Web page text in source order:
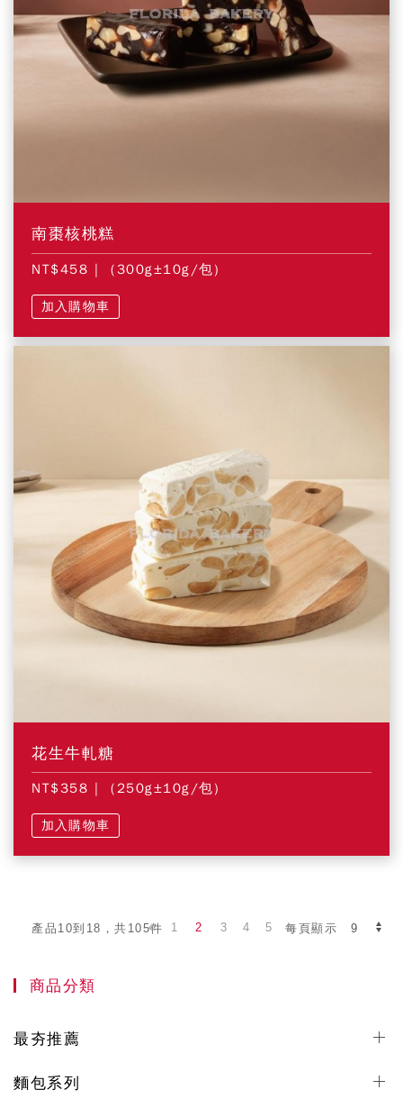
南棗核桃糕
NT$458 | (300g±10g/包)
加入購物車
花生牛軋糖
NT$358 | (250g±10g/包)
加入購物車
產品10到18，共105件 每頁顯示
1 2 3 4 5
商品分類
最夯推薦
麵包系列